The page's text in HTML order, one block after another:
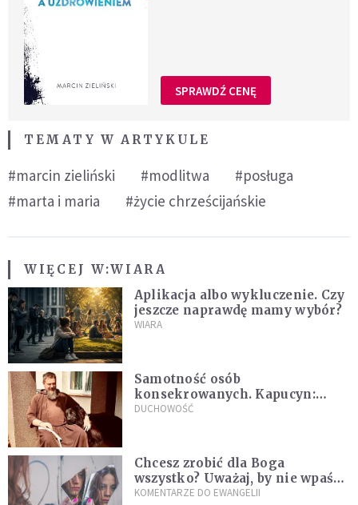
SPRAWDŹ CENĘ
TEMATY W ARTYKULE
#marcin zieliński #modlitwa
#posługa
#marta i maria
#życie chrześcijańskie
WIĘCEJ W:WIARA
Aplikacja albo wykluczenie. Czy
jeszcze naprawdę mamy wybór?
WIARA
Samotność osób
konsekrowanych. Kapucyn:
Życie w pojedynkę rzadko jest
DUCHOWOŚĆ
Chcesz zrobić dla Boga
wszystko? Uważaj, by nie wpaść
w groźną pułapkę
KOMENTARZE DO EWANGELII